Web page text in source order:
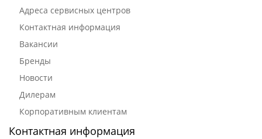
Адреса сервисных центров
Контактная информация
Вакансии
Бренды
Новости
Дилерам
Корпоративным клиентам
Контактная информация